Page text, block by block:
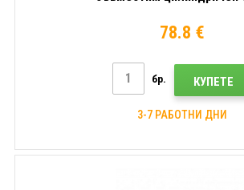
78.8 €
бр. КУПЕТЕ
3-7 РАБОТНИ ДНИ